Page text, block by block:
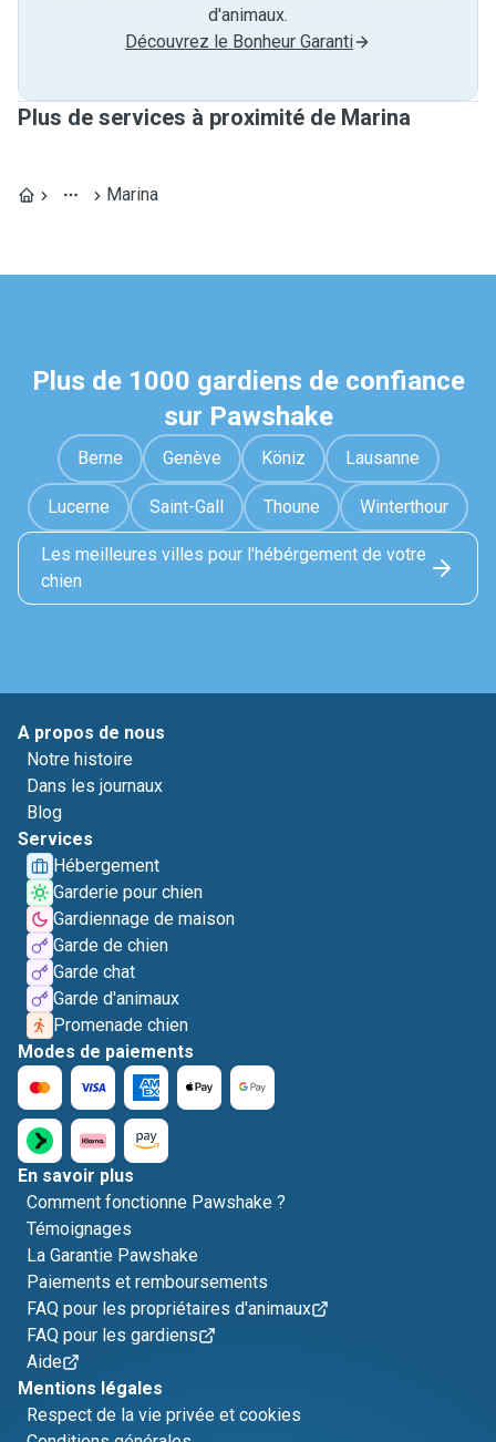
d'animaux.
Découvrez le Bonheur Garanti
Plus de services à proximité de Marina
Marina
Plus de 1000 gardiens de confiance
sur Pawshake
Berne Genève Köniz Lausanne
Lucerne Saint-Gall Thoune Winterthour
Les meilleures villes pour l'hébérgement de votre
chien
A propos de nous
Notre histoire
Dans les journaux
Blog
Services
Hébergement
Garderie pour chien
Gardiennage de maison
Garde de chien
Garde chat
Garde d'animaux
Promenade chien
Modes de paiements
En savoir plus
Comment fonctionne Pawshake ?
Témoignages
La Garantie Pawshake
Paiements et remboursements
FAQ pour les propriétaires d'animaux
FAQ pour les gardiens
Aide
Mentions légales
Respect de la vie privée et cookies